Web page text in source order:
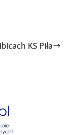
KS Piła